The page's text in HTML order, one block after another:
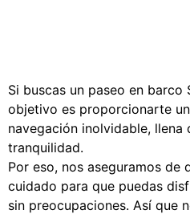
Si buscas un paseo en barco
objetivo es proporcionarte
navegación inolvidable, llena
tranquilidad.
Por eso, nos aseguramos de
cuidado para que puedas
sin preocupaciones. Así que